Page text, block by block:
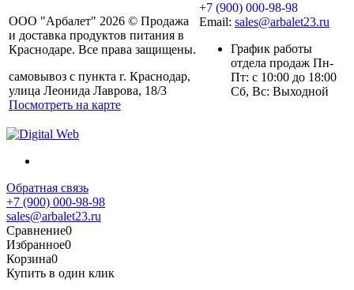
ООО "Арбалет" 2026 © Продажа
и доставка продуктов питания в
Краснодаре. Все права защищены.
самовывоз с пункта г. Краснодар,
улица Леонида Лаврова, 18/3
Посмотреть на карте
+7 (900) 000-98-98
Email: sales@arbalet23.ru
График работы
отдела продаж Пн-
Пт: с 10:00 до 18:00
Сб, Вс: Выходной
Обратная связь
+7 (900) 000-98-98
sales@arbalet23.ru
Сравнение0
Избранное0
Корзина0
Купить в один клик